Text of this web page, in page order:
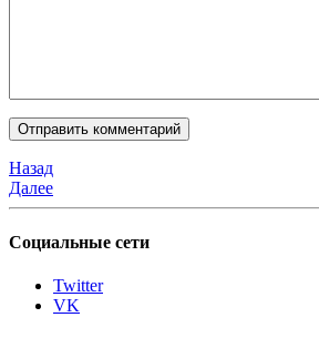
Назад
Далее
Социальные сети
Twitter
VK